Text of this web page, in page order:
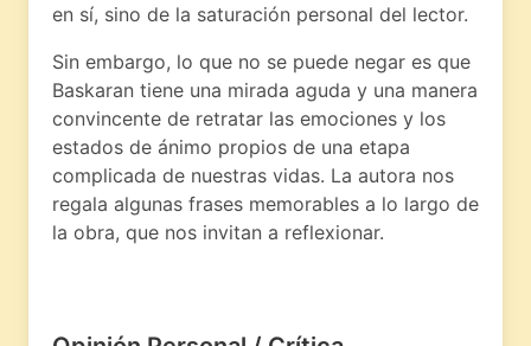
en sí, sino de la saturación personal del lector.
Sin embargo, lo que no se puede negar es que
Baskaran tiene una mirada aguda y una manera
convincente de retratar las emociones y los
estados de ánimo propios de una etapa
complicada de nuestras vidas. La autora nos
regala algunas frases memorables a lo largo de
la obra, que nos invitan a reflexionar.